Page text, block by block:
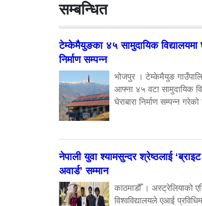
सम्बन्धित
टेम्केमैयुङका ४५ सामुदायिक विद्यालयमा
निर्माण सम्पन्न
भोजपुर । टेम्केमैयुङ
आफ्ना ४५ वटा सामुदायिक
घेराबारा निर्माण सम्पन्न
नेपाली युवा श्यामसुन्दर श्रेष्ठलाई ‘ब्राइट
अवार्ड’ सम्मान
काठमाडौँ । अस्ट्रेलियाको
विश्वविद्यालयले एआई